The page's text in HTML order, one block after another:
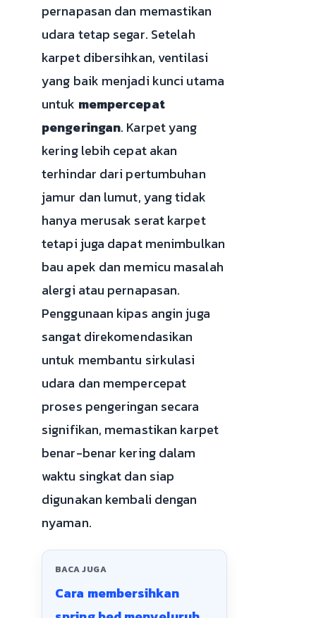
pernapasan dan memastikan
udara tetap segar. Setelah
karpet dibersihkan, ventilasi
yang baik menjadi kunci utama
untuk mempercepat
pengeringan. Karpet yang
kering lebih cepat akan
terhindar dari pertumbuhan
jamur dan lumut, yang tidak
hanya merusak serat karpet
tetapi juga dapat menimbulkan
bau apek dan memicu masalah
alergi atau pernapasan.
Penggunaan kipas angin juga
sangat direkomendasikan
untuk membantu sirkulasi
udara dan mempercepat
proses pengeringan secara
signifikan, memastikan karpet
benar-benar kering dalam
waktu singkat dan siap
digunakan kembali dengan
nyaman.
BACA JUGA
Cara membersihkan